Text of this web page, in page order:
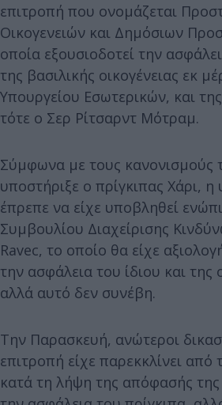
επιτροπή που ονομάζεται
Οικογενειών και Δημόσιων
οποία εξουσιοδοτεί την
της βασιλικής οικογένειας εκ
Υπουργείου Εσωτερικών, και
τότε ο Σερ Ρίτσαρντ Μότραμ.
Σύμφωνα με τους κανονισμούς
υποστήριξε ο πρίγκιπας Χάρι,
έπρεπε να είχε υποβληθεί
Συμβουλίου Διαχείρισης
Ravec, το οποίο θα είχε
την ασφάλεια του ίδιου και της
αλλά αυτό δεν συνέβη.
Την Παρασκευή, ανώτεροι
επιτροπή είχε παρεκκλίνει από
κατά τη λήψη της απόφασής της